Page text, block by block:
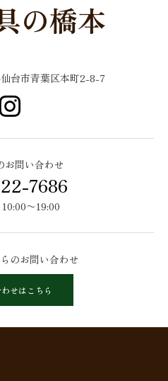
台市青葉区本町2-8-7
お問い合わせ
7686
〜19:00
のお問い合わせ
せはこちら